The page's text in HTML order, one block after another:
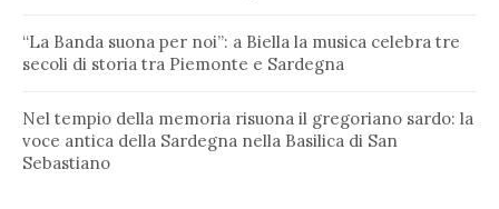
“La Banda suona per noi”: a Biella la musica celebra tre
secoli di storia tra Piemonte e Sardegna
Nel tempio della memoria risuona il gregoriano sardo: la
voce antica della Sardegna nella Basilica di San
Sebastiano